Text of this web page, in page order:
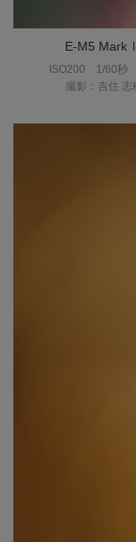
E-M5 Mark
ISO200 1/60秒
撮影：吉住 志